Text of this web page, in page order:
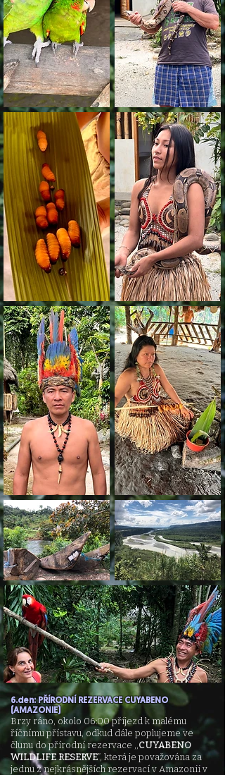
6.den: PŘÍRODNÍ REZERVACE CUYABENO
(AMAZONIE)
Brzy ráno, okolo 06:00 příjezd k malému
říčnímu přístavu, odkud dále poplujeme ve
člunu do přírodní rezervace ,,CUYABENO
WILDLIFE RESERVE”, která je považována za
jednu z nejkrásnějších rezervací v Amazonii v